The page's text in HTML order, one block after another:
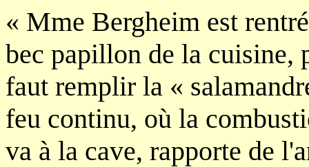
« Mme Bergheim est
bec papillon de la cuisine,
faut remplir la «
feu continu, où la
va à la cave, rapporte de